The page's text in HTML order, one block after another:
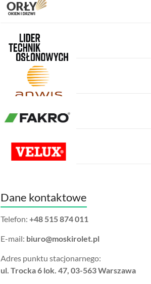
Dane kontaktowe
Telefon: +48 515 874 011
E-mail: biuro@moskirolet.pl
Adres punktu stacjonarnego:
ul. Trocka 6 lok. 47, 03-563 Warszawa